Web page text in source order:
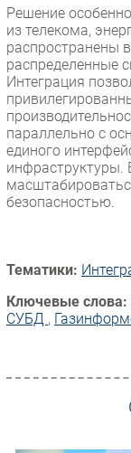
Решение
из телекома,
распространены
распределенные
Интеграция
параллельно с
единого
инфраструктуры.
безопасностью.
Тематики:
Ключевые слова:
СУБД ,